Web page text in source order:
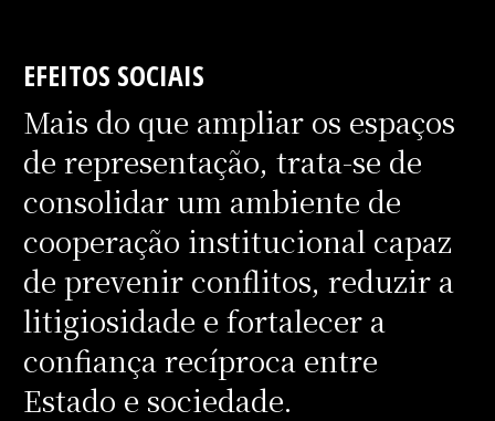
EFEITOS SOCIAIS
Mais do que ampliar os espaços
de representação, trata-se de
consolidar um ambiente de
cooperação institucional capaz
de prevenir conflitos, reduzir a
litigiosidade e fortalecer a
confiança recíproca entre
Estado e sociedade.